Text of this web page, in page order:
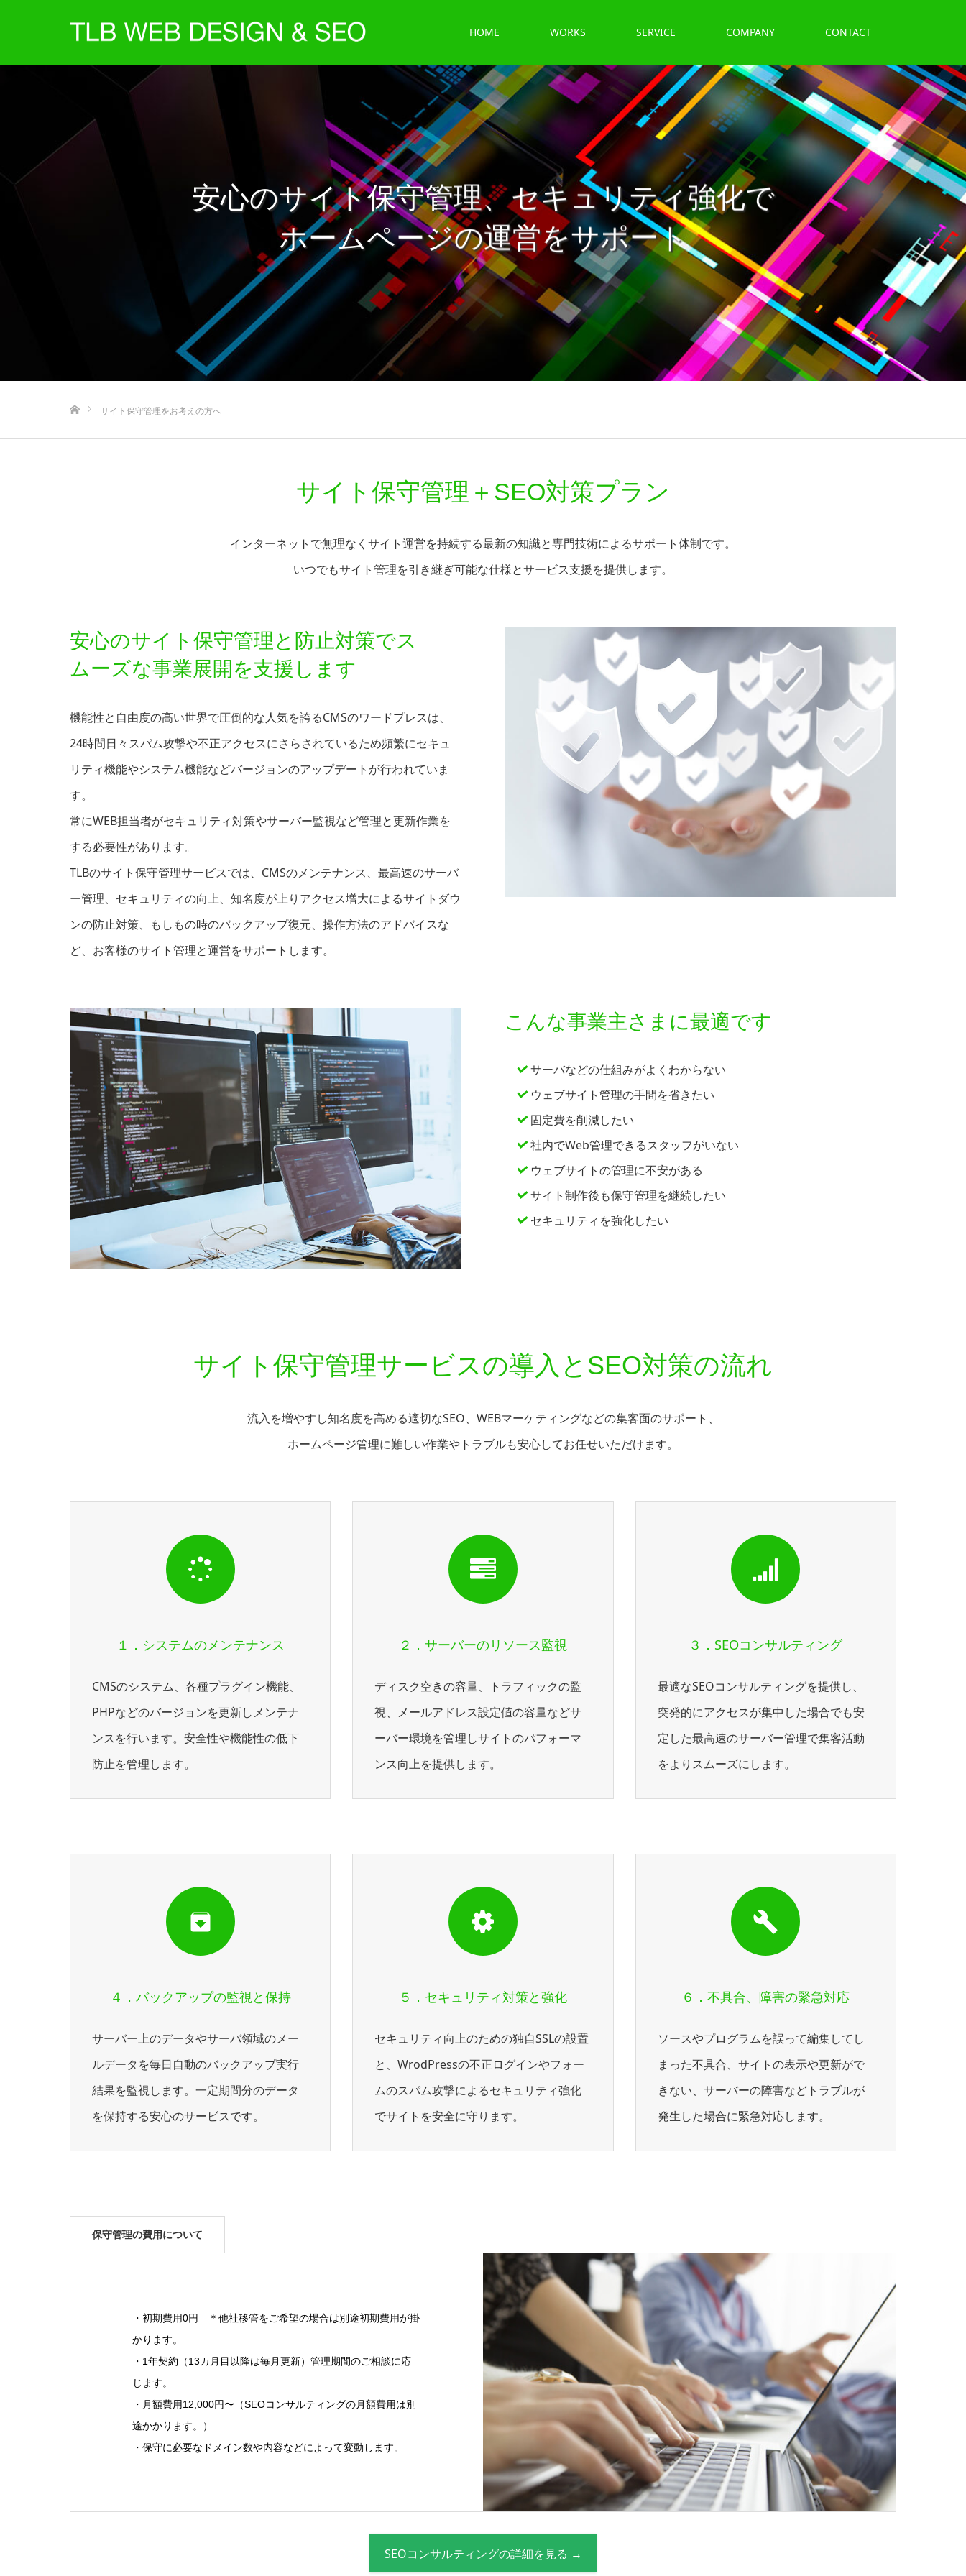
HOME WORKS SERVICE COMPANY CONTACT
安心のサイト保守管理、セキュリティ強化で
ホームページの運営をサポート
サイト保守管理をお考えの方へ
サイト保守管理＋SEO対策プラン
インターネットで無理なくサイト運営を持続する最新の知識と専門技術によるサポート体制です。
いつでもサイト管理を引き継ぎ可能な仕様とサービス支援を提供します。
安心のサイト保守管理と防止対策でス
ムーズな事業展開を支援します
機能性と自由度の高い世界で圧倒的な人気を誇るCMSのワードプレスは、
24時間日々スパム攻撃や不正アクセスにさらされているため頻繁にセキュ
リティ機能やシステム機能などバージョンのアップデートが行われていま
す。
常にWEB担当者がセキュリティ対策やサーバー監視など管理と更新作業を
する必要性があります。
TLBのサイト保守管理サービスでは、CMSのメンテナンス、最高速のサーバ
ー管理、セキュリティの向上、知名度が上りアクセス増大によるサイトダウ
ンの防止対策、もしもの時のバックアップ復元、操作方法のアドバイスな
ど、お客様のサイト管理と運営をサポートします。
こんな事業主さまに最適です
サーバなどの仕組みがよくわからない
ウェブサイト管理の手間を省きたい
固定費を削減したい
社内でWeb管理できるスタッフがいない
ウェブサイトの管理に不安がある
サイト制作後も保守管理を継続したい
セキュリティを強化したい
サイト保守管理サービスの導入とSEO対策の流れ
流入を増やすし知名度を高める適切なSEO、WEBマーケティングなどの集客面のサポート、
ホームページ管理に難しい作業やトラブルも安心してお任せいただけます。
１．システムのメンテナンス
CMSのシステム、各種プラグイン機能、
PHPなどのバージョンを更新しメンテナ
ンスを行います。安全性や機能性の低下
防止を管理します。
２．サーバーのリソース監視
ディスク空きの容量、トラフィックの監
視、メールアドレス設定値の容量などサ
ーバー環境を管理しサイトのパフォーマ
ンス向上を提供します。
３．SEOコンサルティング
最適なSEOコンサルティングを提供し、
突発的にアクセスが集中した場合でも安
定した最高速のサーバー管理で集客活動
をよりスムーズにします。
４．バックアップの監視と保持
サーバー上のデータやサーバ領域のメー
ルデータを毎日自動のバックアップ実行
結果を監視します。一定期間分のデータ
を保持する安心のサービスです。
５．セキュリティ対策と強化
セキュリティ向上のための独自SSLの設置
と、WrodPressの不正ログインやフォー
ムのスパム攻撃によるセキュリティ強化
でサイトを安全に守ります。
６．不具合、障害の緊急対応
ソースやプログラムを誤って編集してし
まった不具合、サイトの表示や更新がで
きない、サーバーの障害などトラブルが
発生した場合に緊急対応します。
保守管理の費用について
・初期費用0円 ＊他社移管をご希望の場合は別途初期費用が掛
かります。
・1年契約（13カ月目以降は毎月更新）管理期間のご相談に応
じます。
・月額費用12,000円〜（SEOコンサルティングの月額費用は別
途かかります。）
・保守に必要なドメイン数や内容などによって変動します。
SEOコンサルティングの詳細を見る →